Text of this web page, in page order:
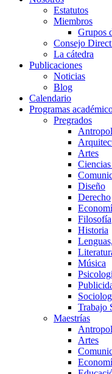
Estatutos
Miembros
Grupos
Consejo
La cátedra
Publicaciones
Noticias
Blog
Calendario
Programas
Pregrados
Artes
Diseño
Derecho
Filosofía
Historia
Música
Trabajo
Maestrías
Artes